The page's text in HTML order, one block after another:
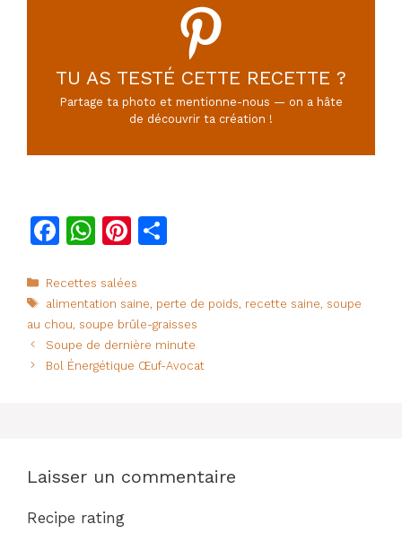
TU AS TESTÉ CETTE RECETTE ?
Partage ta photo et mentionne-nous — on a hâte
de découvrir ta création !
F
c
e
b
o
W
at
s
A
p
Pi
te
re
st
g
er
Catégories
Recettes salées
Étiquettes
alimentation saine, perte de poids, recette saine, soupe
au chou, soupe brûle-graisses
Soupe de dernière minute
Bol Énergétique Œuf-Avocat
Laisser un commentaire
Recipe rating